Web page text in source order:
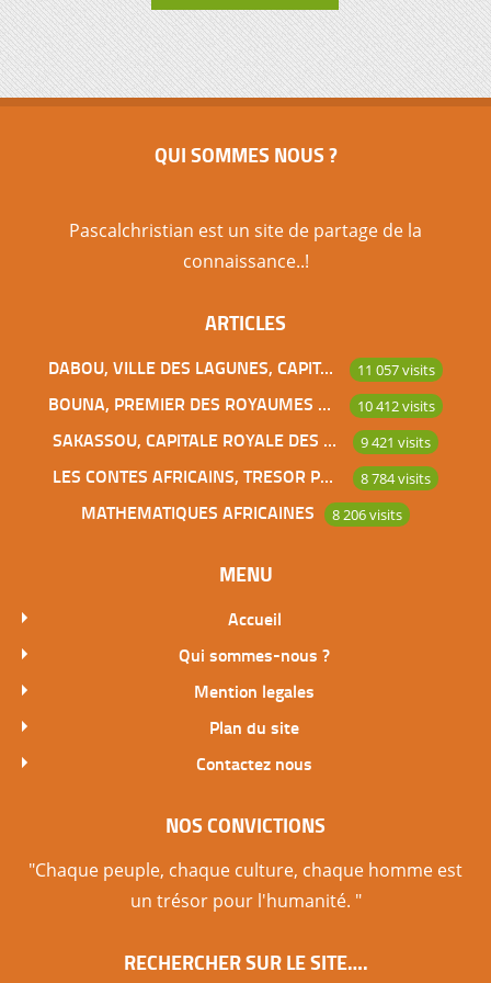
QUI SOMMES NOUS ?
Pascalchristian est un site de partage de la
connaissance..!
ARTICLES
DABOU, VILLE DES LAGUNES, CAPITALE DES ADJOUKROU 11 057 visits
BOUNA, PREMIER DES ROYAUMES DE CÔTE D’IVOIRE 10 412 visits
SAKASSOU, CAPITALE ROYALE DES BAOULES 9 421 visits
LES CONTES AFRICAINS, TRESOR POUR L’HUMANITE 8 784 visits
MATHEMATIQUES AFRICAINES 8 206 visits
MENU
Accueil
Qui sommes-nous ?
Mention legales
Plan du site
Contactez nous
NOS CONVICTIONS
"Chaque peuple, chaque culture, chaque homme est
un trésor pour l'humanité. "
RECHERCHER SUR LE SITE….